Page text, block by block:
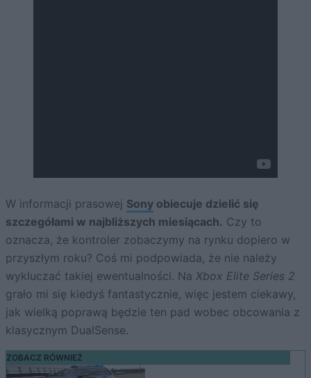
W informacji prasowej Sony obiecuje dzielić się
szczegółami w najbliższych miesiącach. Czy to
oznacza, że kontroler zobaczymy na rynku dopiero w
przyszłym roku? Coś mi podpowiada, że nie należy
wykluczać takiej ewentualności. Na Xbox Elite Series 2
grało mi się kiedyś fantastycznie, więc jestem ciekawy,
jak wielką poprawą będzie ten pad wobec obcowania z
klasycznym DualSense.
ZOBACZ RÓWNIEŻ